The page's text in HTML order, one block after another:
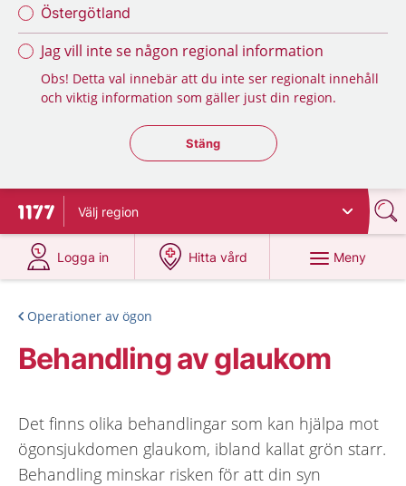
Östergötland
Jag vill inte se någon regional information
Obs! Detta val innebär att du inte ser regionalt innehåll
och viktig information som gäller just din region.
Stäng regionsväljaren
Stäng
Till startsidan för 1177
Välj region
Logga in
på 1177.se
Hitta vård
på 1177.se
Meny
Operationer av ögon
Behandling av glaukom
Det finns olika behandlingar som kan hjälpa mot
ögonsjukdomen glaukom, ibland kallat grön starr.
Behandling minskar risken för att din syn